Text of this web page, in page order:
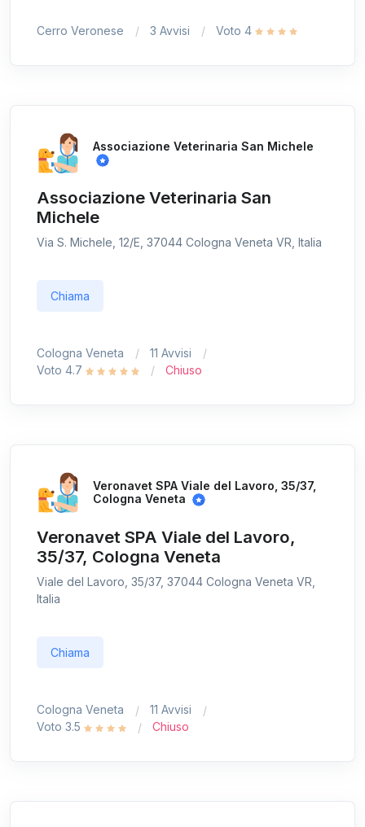
Cerro Veronese 3 Avvisi Voto 4
Associazione Veterinaria San Michele
Associazione Veterinaria San
Michele
Via S. Michele, 12/E, 37044 Cologna Veneta VR, Italia
Chiama
Cologna Veneta
11 Avvisi
Voto 4.7
Chiuso
Veronavet SPA Viale del Lavoro, 35/37,
Cologna Veneta
Veronavet SPA Viale del Lavoro,
35/37, Cologna Veneta
Viale del Lavoro, 35/37, 37044 Cologna Veneta VR,
Italia
Chiama
Cologna Veneta
11 Avvisi
Voto 3.5
Chiuso